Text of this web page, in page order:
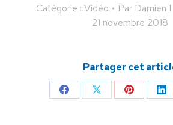
Catégorie : Vidéo Par Damien
21 novembre 2018
Partager cet
PartagerPartagerPartager